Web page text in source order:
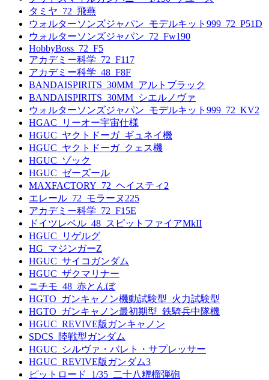
タミヤ_72_飛燕
ウォルターソンズジャパン_モデルキット999_72_P51D
ウォルターソンズジャパン_72_Fw190
HobbyBoss_72_F5
アカデミー科学_72_F117
アカデミー科学_48_F8F
BANDAISPIRITS_30MM_アルトブラック
BANDAISPIRITS_30MM_シエルノヴァ
ウォルターソンズジャパン_モデルキット999_72_KV2
HGAC_リーオー宇宙仕様
HGUC_ヤクトドーガ_ギュネイ機
HGUC_ヤクトドーガ_クェス機
HGUC_ゾック
HGUC_ゼーズール
MAXFACTORY_72_ヘイスティ2
エレール_72_モラーヌ225
アカデミー科学_72_F15E
ドイツレベル_48_スピットファイアMkII
HGUC_リゲルグ
HG_マジンガーZ
HGUC_サイコガンダム
HGUC_ザクマリナー
ニチモ_48_赤とんぼ
HGTO_ガンキャノン機動試験型_火力試験型
HGTO_ガンキャノン最初期型_鉄騎兵中隊機
HGUC_REVIVE版ガンキャノン
SDCS_陸戦型ガンダム
HGUC_シルヴァ・バレト・サプレッサー
HGUC_REVIVE版ガンダム3
ピットロード_1/35_二十八糎榴弾砲